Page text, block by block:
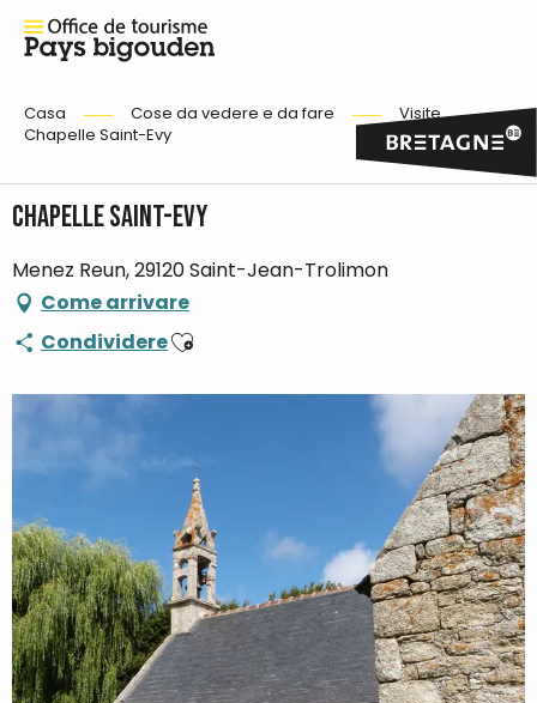
Casa Cose da vedere e da fare
Visite
Chapelle Saint-Evy
Chapelle Saint-Evy
Menez Reun, 29120 Saint-Jean-Trolimon
Come arrivare
CondividereAjouter aux favoris